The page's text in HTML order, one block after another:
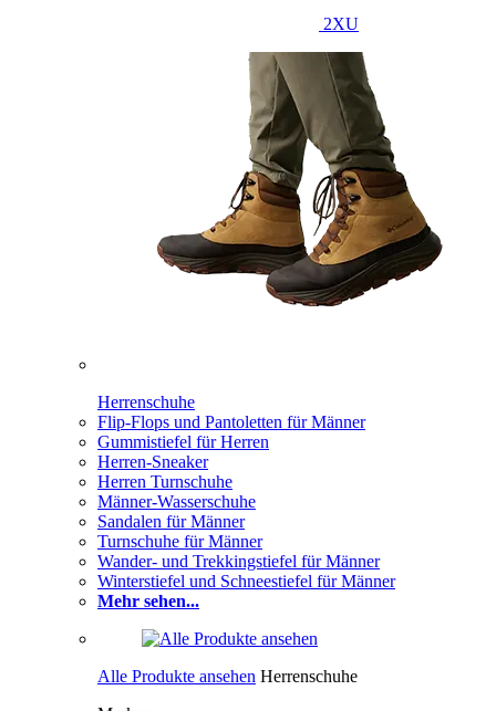
2XU
Herrenschuhe
Flip-Flops und Pantoletten für Männer
Gummistiefel für Herren
Herren-Sneaker
Herren Turnschuhe
Männer-Wasserschuhe
Sandalen für Männer
Turnschuhe für Männer
Wander- und Trekkingstiefel für Männer
Winterstiefel und Schneestiefel für Männer
Mehr sehen...
Alle Produkte ansehen Herrenschuhe